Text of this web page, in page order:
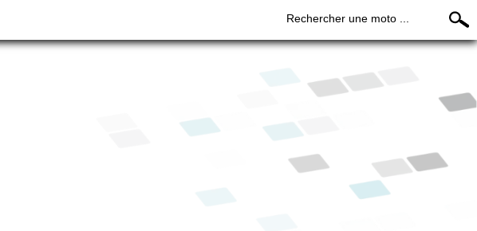
Rechercher une moto ...